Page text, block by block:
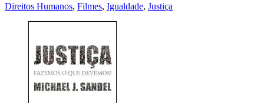
Direitos Humanos, Filmes, Igualdade, Justiça